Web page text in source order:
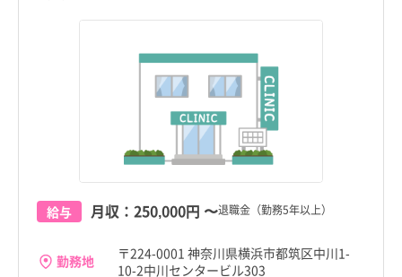
給与 月収： 250,000円 〜退職金（勤務5年以上）
勤務地
〒224-0001 神奈川県横浜市都筑区中川1-
10-2中川センタービル303